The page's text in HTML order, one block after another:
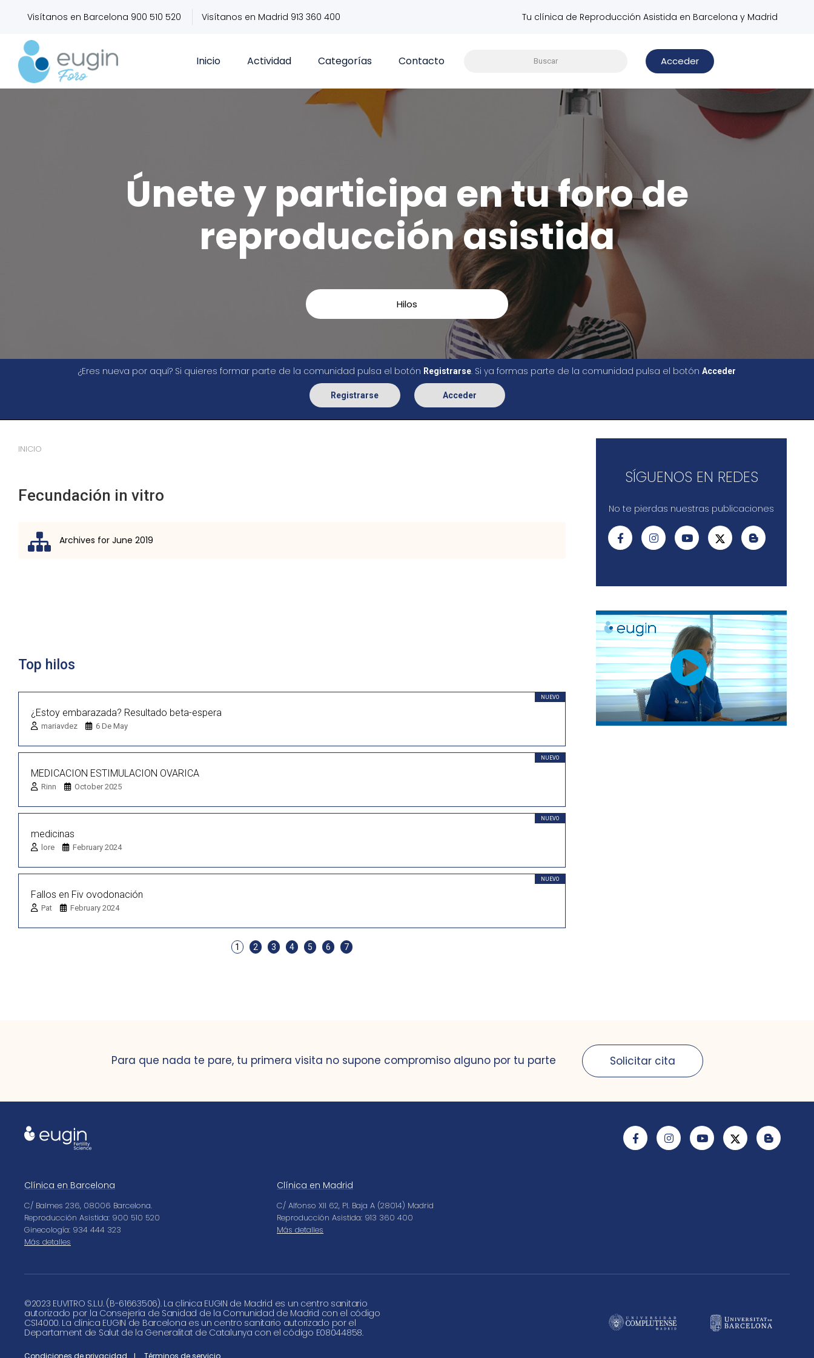
Visítanos en Barcelona 900 510 520 Visítanos en Madrid 913 360 400 Tu clínica de Reproducción Asistida en Barcelona y Madrid
Inicio Actividad Categorías Contacto Acceder
Únete y participa en tu foro de
reproducción asistida
Hilos
¿Eres nueva por aquí? Si quieres formar parte de la comunidad pulsa el botón Registrarse. Si ya formas parte de la comunidad pulsa el botón Acceder
Registrarse Acceder
INICIO
Fecundación in vitro
Archives for June 2019
Top hilos
NUEVO
¿Estoy embarazada? Resultado beta-espera
mariavdez 6 De May
NUEVO
MEDICACION ESTIMULACION OVARICA
Rinn October 2025
NUEVO
medicinas
lore February 2024
NUEVO
Fallos en Fiv ovodonación
Pat February 2024
1 2 3 4 5 6 7
SÍGUENOS EN REDES
No te pierdas nuestras publicaciones
Para que nada te pare, tu primera visita no supone compromiso alguno por tu parte Solicitar cita
Clínica en Barcelona
C/ Balmes 236, 08006 Barcelona.
Reproducción Asistida: 900 510 520
Ginecología: 934 444 323
Más detalles
Clínica en Madrid
C/ Alfonso XII 62, Pl. Baja A (28014) Madrid
Reproducción Asistida: 913 360 400
Más detalles
©2023 EUVITRO S.L.U. (B-61663506). La clínica EUGIN de Madrid es un centro sanitario
autorizado por la Consejería de Sanidad de la Comunidad de Madrid con el código
CS14000. La clínica EUGIN de Barcelona es un centro sanitario autorizado por el
Departament de Salut de la Generalitat de Catalunya con el código E08044858.
Condiciones de privacidad Términos de servicio